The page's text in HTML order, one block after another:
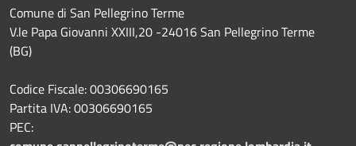
Comune di San Pellegrino Terme
V.le Papa Giovanni XXIII,20 -24016 San Pellegrino Terme
(BG)
Codice Fiscale: 00306690165
Partita IVA: 00306690165
PEC: